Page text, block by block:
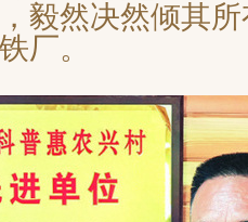
毅然决然倾其
厂。